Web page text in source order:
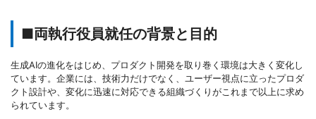
■両執行役員就任の背景と目的
生成AIの進化をはじめ、プロダクト開発を取り巻く環境は大きく変化し
ています。企業には、技術力だけでなく、ユーザー視点に立ったプロダ
クト設計や、変化に迅速に対応できる組織づくりがこれまで以上に求め
られています。